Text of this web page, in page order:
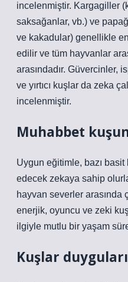
incelenmiştir. Kargagiller
saksağanlar, vb.) ve
ve kakadular) genellikle
edilir ve tüm hayvanlar
arasındadır. Güvercinler,
ve yırtıcı kuşlar da zeka
incelenmiştir.
Muhabbet
Uygun eğitimle, bazı
edecek zekaya sahip
hayvan severler arasında
enerjik, oyuncu ve zeki
ilgiyle mutlu bir yaşam
Kuşlar